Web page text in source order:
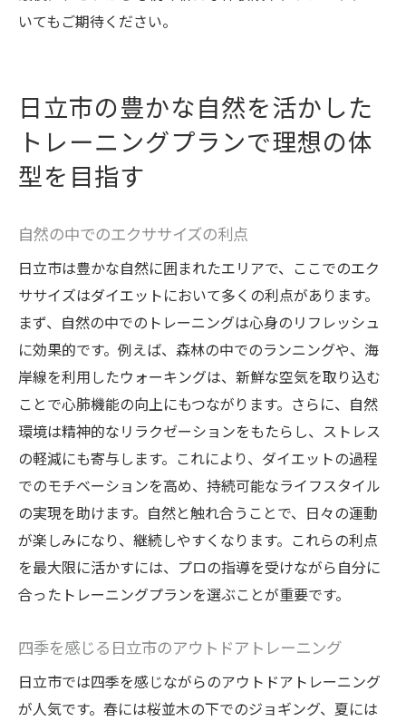
いてもご期待ください。
日立市の豊かな自然を活かした
トレーニングプランで理想の体
型を目指す
自然の中でのエクササイズの利点
日立市は豊かな自然に囲まれたエリアで、ここでのエク
ササイズはダイエットにおいて多くの利点があります。
まず、自然の中でのトレーニングは心身のリフレッシュ
に効果的です。例えば、森林の中でのランニングや、海
岸線を利用したウォーキングは、新鮮な空気を取り込む
ことで心肺機能の向上にもつながります。さらに、自然
環境は精神的なリラクゼーションをもたらし、ストレス
の軽減にも寄与します。これにより、ダイエットの過程
でのモチベーションを高め、持続可能なライフスタイル
の実現を助けます。自然と触れ合うことで、日々の運動
が楽しみになり、継続しやすくなります。これらの利点
を最大限に活かすには、プロの指導を受けながら自分に
合ったトレーニングプランを選ぶことが重要です。
四季を感じる日立市のアウトドアトレーニング
日立市では四季を感じながらのアウトドアトレーニング
が人気です。春には桜並木の下でのジョギング、夏には